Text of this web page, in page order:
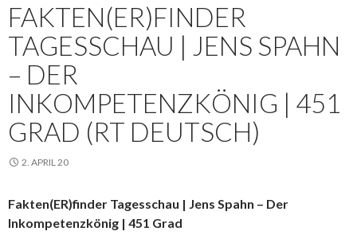
FAKTEN(ER)FINDER
TAGESSCHAU | JENS SPAHN
– DER
INKOMPETENZKÖNIG | 451
GRAD (RT DEUTSCH)
2. APRIL 20
Fakten(ER)finder Tagesschau | Jens Spahn – Der
Inkompetenzkönig | 451 Grad